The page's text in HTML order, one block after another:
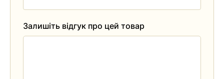
Залишіть відгук про цей товар